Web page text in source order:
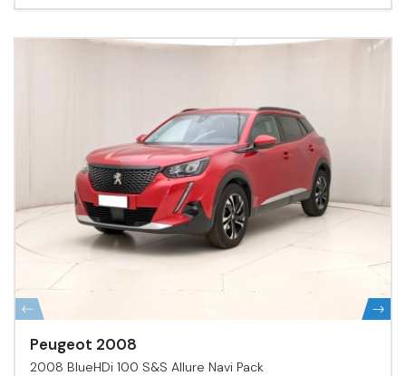
Peugeot 2008
2008 BlueHDi 100 S&S Allure Navi Pack